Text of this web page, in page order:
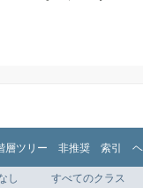
層ツリー 非推奨 索引
し
すべてのクラス